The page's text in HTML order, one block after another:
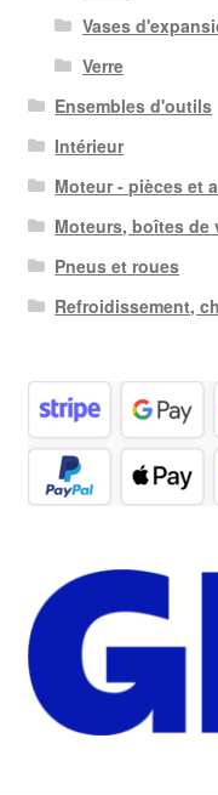
Vases
Verre
Ensembles d'outils
Intérieur
Moteur - pièces et
Moteurs, boîtes de
Pneus et roues
Refroidissement,